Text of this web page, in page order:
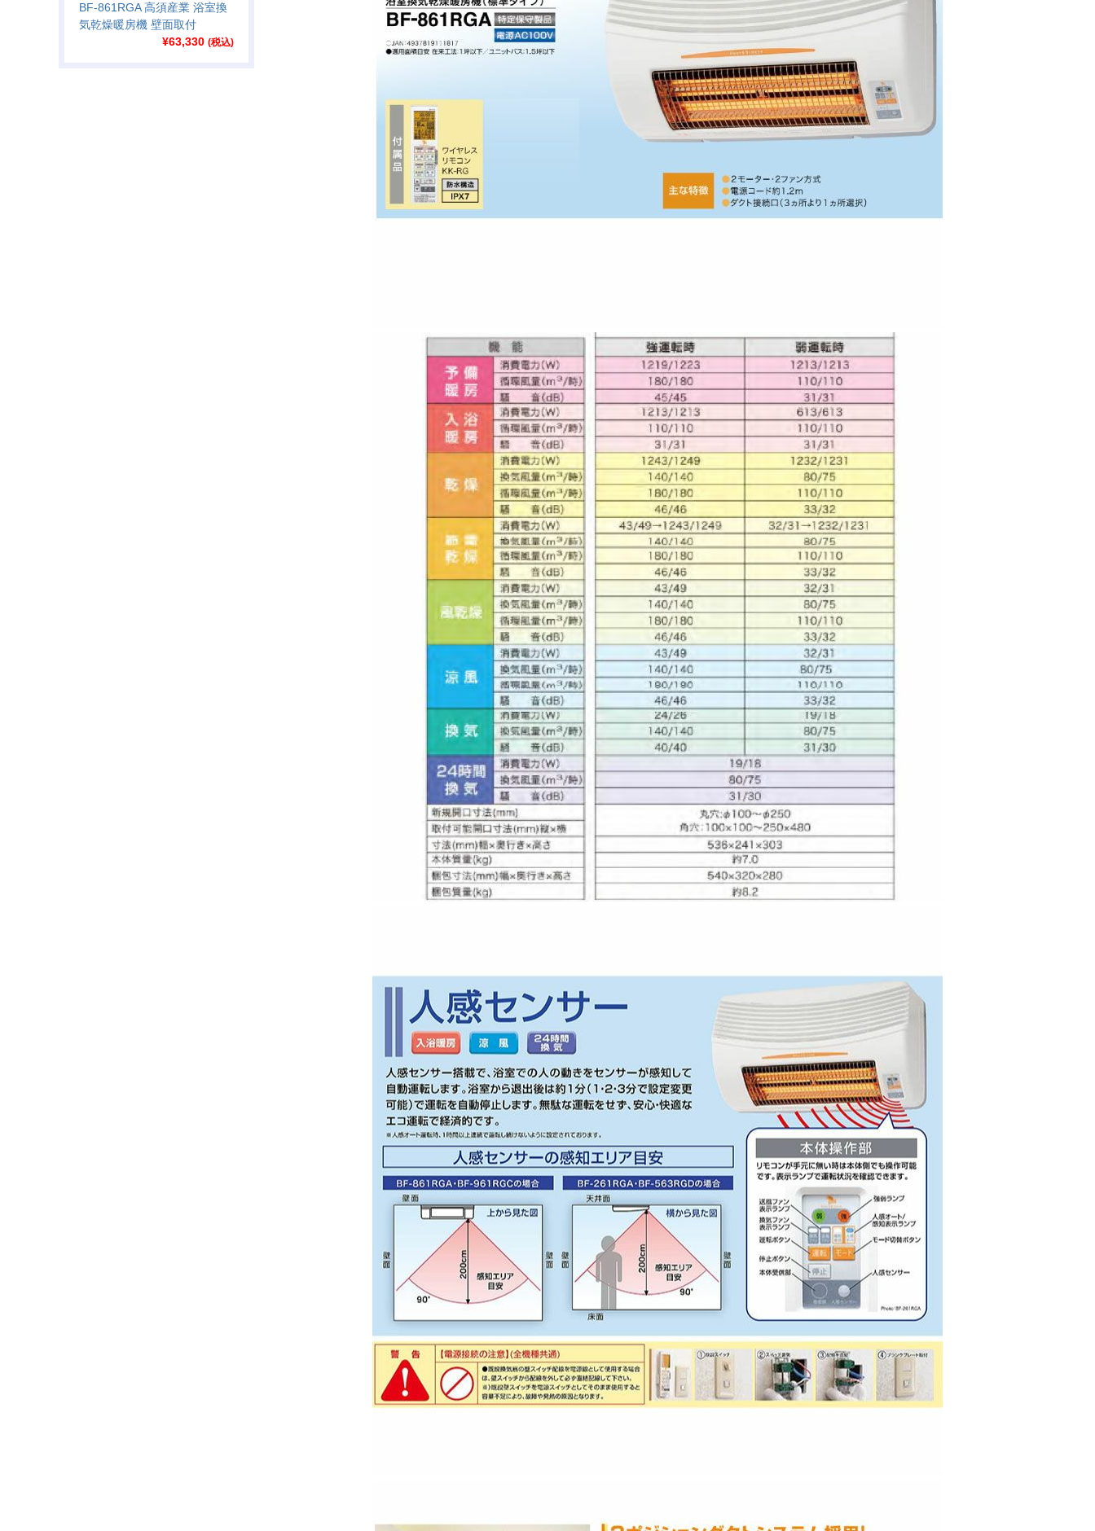
BF-861RGA 高須産業 浴室換
気乾燥暖房機 壁面取付
¥63,330 (税込)